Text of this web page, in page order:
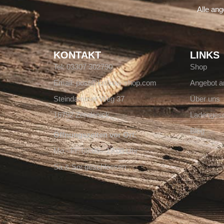
Alle
KONTAKT
Tel: 03307 302790
Email: post@krakow-shop.com
Steindammer Weg 37
16792 Zehdenick
Öffnungszeiten vor Ort:
Mo - Fr: 08:00 - 17:00 Uhr
Sa & So: geschlossen
LINKS
Shop
Angebot
Über uns
Blog